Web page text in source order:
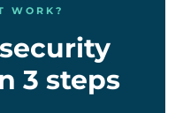
WORK?
3 steps